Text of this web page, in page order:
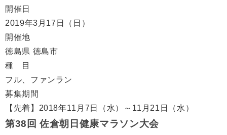
開催日
2019年3月17日（日）
開催地
徳島県 徳島市
種 目
フル、ファンラン
募集期間
【先着】2018年11月7日（水）～11月21日（水）
第38回 佐倉朝日健康マラソン大会